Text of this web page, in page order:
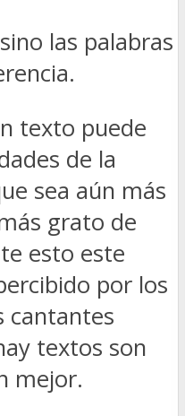
las palabras
texto puede
de la
sea aún más
grato de
esto este
por los
cantantes
textos son
mejor.